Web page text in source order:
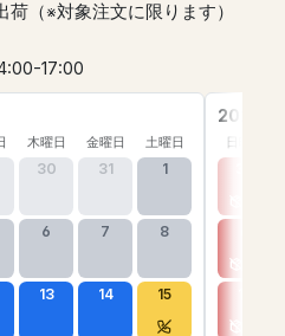
荷（※対象注文に限ります）
17:00
木曜日 金曜日 土曜日
30 31 1
6 7 8
13 14 15
2026年
日曜日